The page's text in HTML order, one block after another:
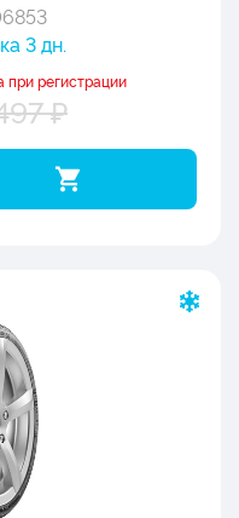
3 дн.
при регистрации
₽